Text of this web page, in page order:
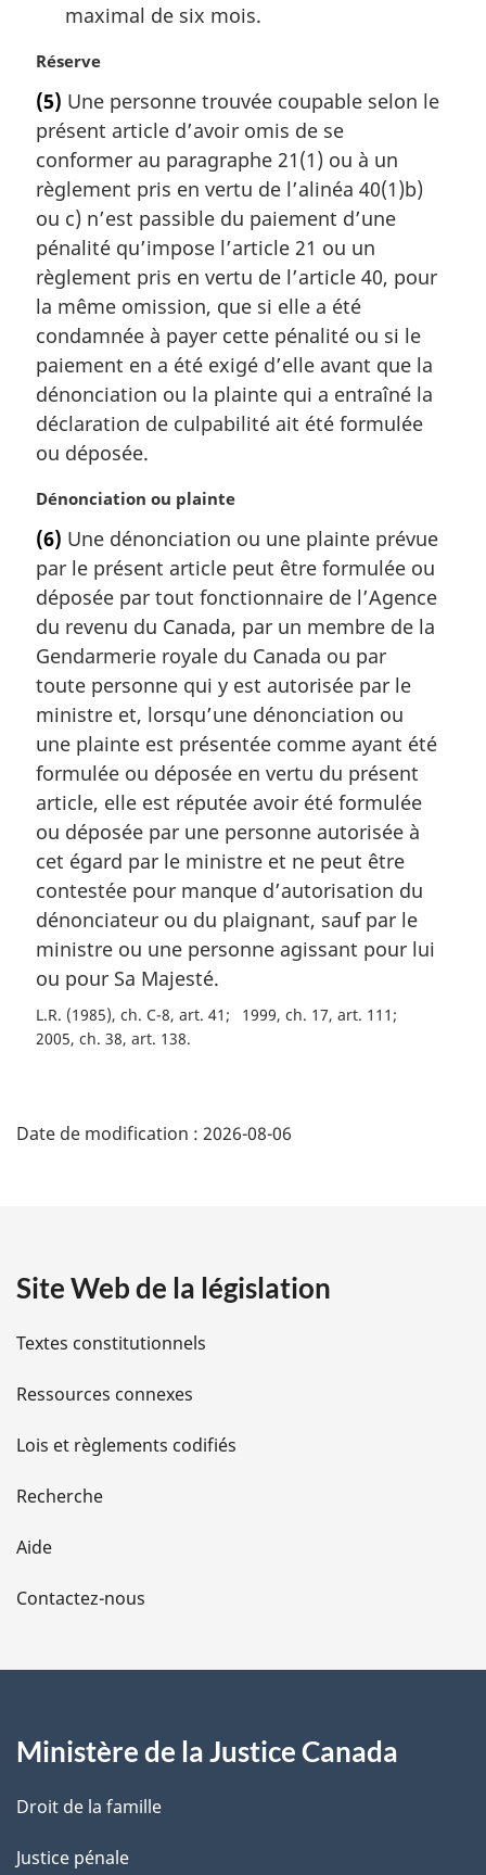
maximal de six mois.
N
t
e
m
a
g
i
n
a
e
:
Réserve
(5) Une personne trouvée coupable selon le
présent article d’avoir omis de se
conformer au paragraphe 21(1) ou à un
règlement pris en vertu de l’alinéa 40(1)b)
ou c) n’est passible du paiement d’une
pénalité qu’impose l’article 21 ou un
règlement pris en vertu de l’article 40, pour
la même omission, que si elle a été
condamnée à payer cette pénalité ou si le
paiement en a été exigé d’elle avant que la
dénonciation ou la plainte qui a entraîné la
déclaration de culpabilité ait été formulée
ou déposée.
N
t
e
m
a
g
i
n
a
l
e
:
Dénonciation ou plainte
(6) Une dénonciation ou une plainte prévue
par le présent article peut être formulée ou
déposée par tout fonctionnaire de l’Agence
du revenu du Canada, par un membre de la
Gendarmerie royale du Canada ou par
toute personne qui y est autorisée par le
ministre et, lorsqu’une dénonciation ou
une plainte est présentée comme ayant été
formulée ou déposée en vertu du présent
article, elle est réputée avoir été formulée
ou déposée par une personne autorisée à
cet égard par le ministre et ne peut être
contestée pour manque d’autorisation du
dénonciateur ou du plaignant, sauf par le
ministre ou une personne agissant pour lui
ou pour Sa Majesté.
L.R. (1985), ch. C-8, art. 41
1999, ch. 17, art. 111
2005, ch. 38, art. 138
é
i
l
s
d
e
l
a
e
Date de modification : 2026-08-06
Site Web de la législation
Textes constitutionnels
Ressources connexes
Lois et règlements codifiés
Recherche
Aide
Contactez-nous
Ministère de la Justice Canada
Droit de la famille
Justice pénale